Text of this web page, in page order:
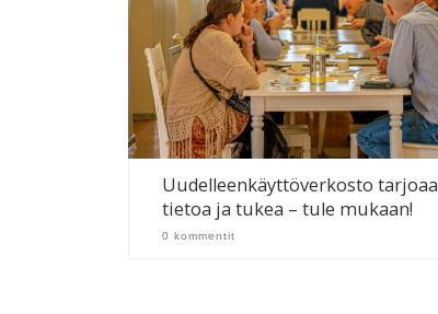
Uudelleenkäyttöverkosto tarjoaa
tietoa ja tukea – tule mukaan!
0 kommentit